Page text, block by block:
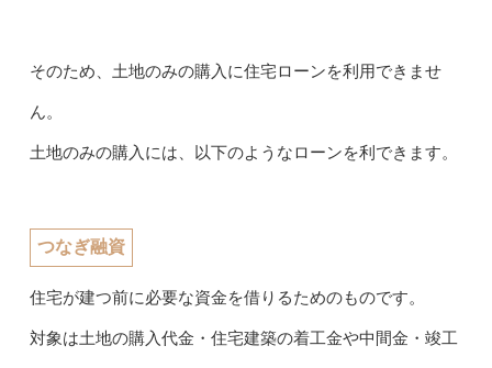
そのため、土地のみの購入に住宅ローンを利用できませ
ん。
土地のみの購入には、以下のようなローンを利できます。
つなぎ融資
住宅が建つ前に必要な資金を借りるためのものです。
対象は土地の購入代金・住宅建築の着工金や中間金・竣工